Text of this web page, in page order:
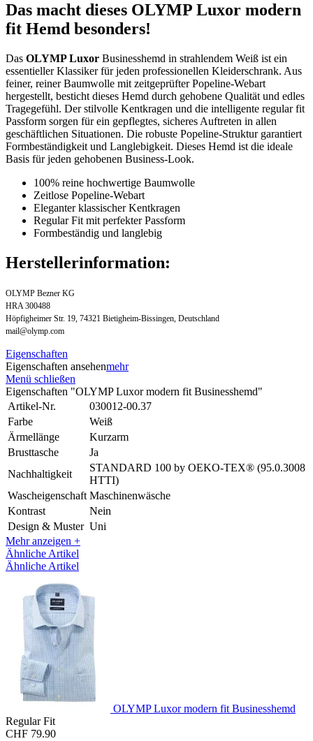
Das macht dieses OLYMP Luxor modern
fit Hemd besonders!
Das OLYMP Luxor Businesshemd in strahlendem Weiß ist ein
essentieller Klassiker für jeden professionellen Kleiderschrank. Aus
feiner, reiner Baumwolle mit zeitgeprüfter Popeline-Webart
hergestellt, besticht dieses Hemd durch gehobene Qualität und edles
Tragegefühl. Der stilvolle Kentkragen und die intelligente regular fit
Passform sorgen für ein gepflegtes, sicheres Auftreten in allen
geschäftlichen Situationen. Die robuste Popeline-Struktur garantiert
Formbeständigkeit und Langlebigkeit. Dieses Hemd ist die ideale
Basis für jeden gehobenen Business-Look.
100% reine hochwertige Baumwolle
Zeitlose Popeline-Webart
Eleganter klassischer Kentkragen
Regular Fit mit perfekter Passform
Formbeständig und langlebig
Herstellerinformation:
OLYMP Bezner KG
HRA 300488
Höpfigheimer Str. 19, 74321 Bietigheim-Bissingen, Deutschland
mail@olymp.com
Eigenschaften
Eigenschaften ansehenmehr
Menü schließen
Eigenschaften "OLYMP Luxor modern fit Businesshemd"
Artikel-Nr.
030012-00.37
Farbe
Weiß
Ärmellänge
Kurzarm
Brusttasche
Ja
Nachhaltigkeit
STANDARD 100 by OEKO-TEX® (95.0.3008
HTTI)
Wascheigenschaft Maschinenwäsche
Kontrast
Nein
Design & Muster Uni
Mehr anzeigen +
Ähnliche Artikel
Ähnliche Artikel
OLYMP Luxor modern fit Businesshemd
Regular Fit
CHF 79.90